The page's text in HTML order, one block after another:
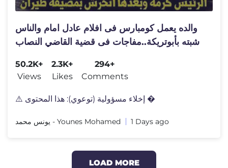
والده يعمل كومبارس فى افلام عادل امام والناس
شبته بأبوتريكة..مفاجات فى قضية القاضي النصاب
50.2K+
Views
2.3K+
Likes
294+
Comments
⚠️ إخلاء مسؤولية (توعوي): هذا المحتوى �
يونس محمد - Younes Mohamed 1 Days ago
LOAD MORE